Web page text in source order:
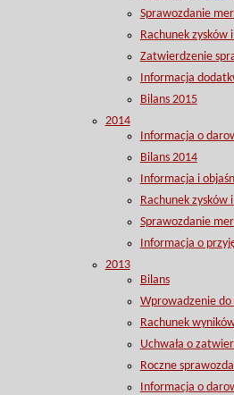
Sprawozdanie
Rachunek zysków
Zatwierdzenie
Informacja
Bilans 2015
2014
Informacja o
Bilans 2014
Informacja i
Rachunek zysków
Sprawozdanie
Informacja o
2013
Bilans
Wprowadzenie do
Rachunek
Uchwała o
Roczne
Informacja o